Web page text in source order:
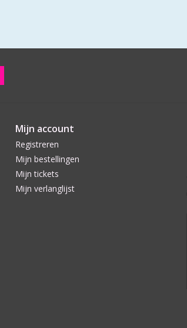
Mijn account
Registreren
Mijn bestellingen
Mijn tickets
Mijn verlanglijst